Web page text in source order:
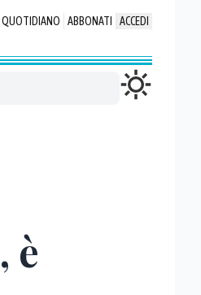
QUOTIDIANO ABBONATI ACCEDI
è